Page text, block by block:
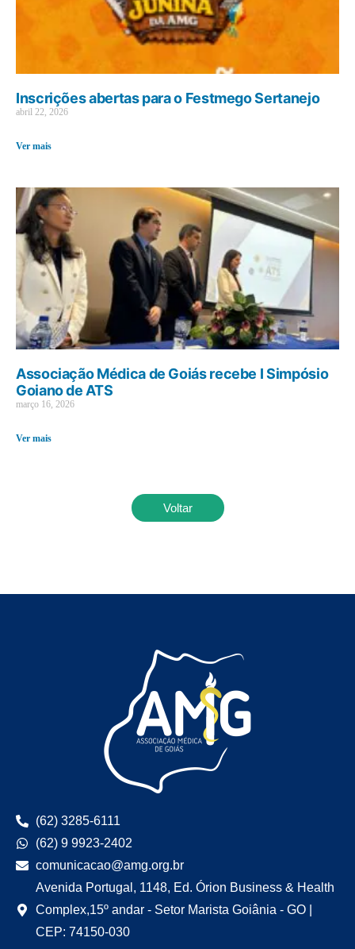
Inscrições abertas para o Festmego Sertanejo
abril 22, 2026
Ver mais
Associação Médica de Goiás recebe I Simpósio
Goiano de ATS
março 16, 2026
Ver mais
Voltar
(62) 3285-6111
(62) 9 9923-2402
comunicacao@amg.org.br
Avenida Portugal, 1148, Ed. Órion Business & Health
Complex,15º andar - Setor Marista Goiânia - GO |
CEP: 74150-030